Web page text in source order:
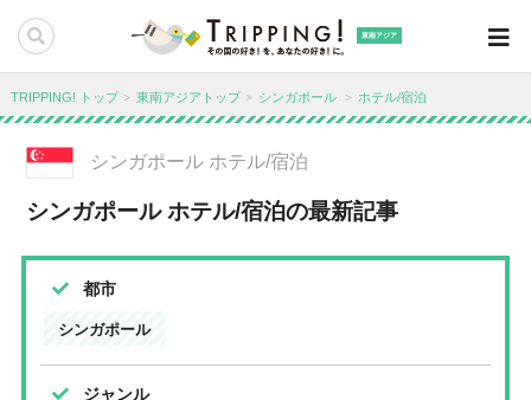
東南アジア
TRIPPING! トップ 東南アジアトップ シンガポール ホテル/宿泊
シンガポール ホテル/宿泊
シンガポール ホテル/宿泊の最新記事
都市
シンガポール
ジャンル